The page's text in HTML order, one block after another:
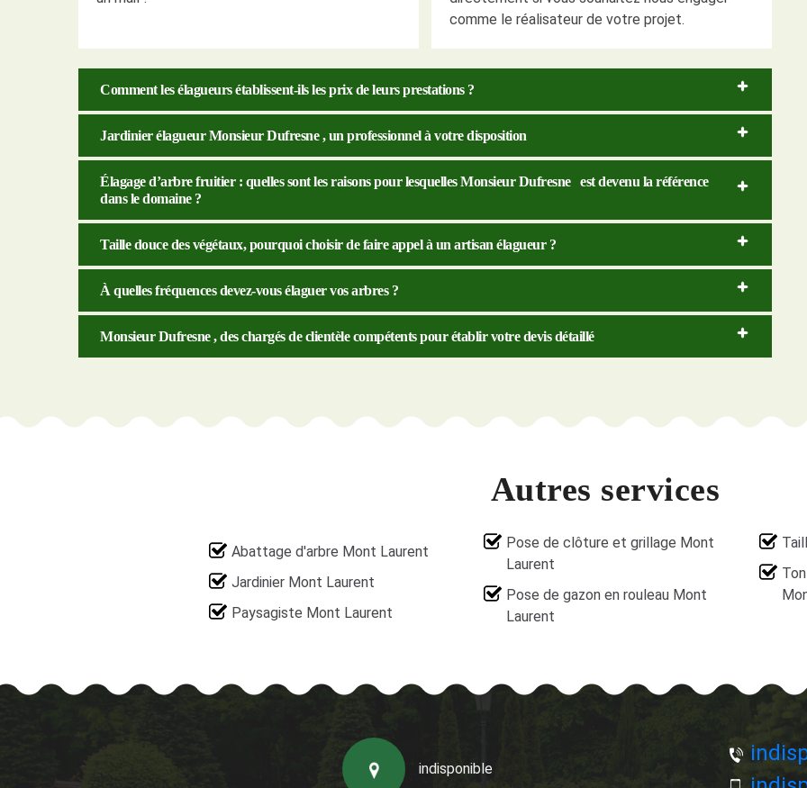
comme le réalisateur de votre projet.
Comment les élagueurs établissent-ils les prix de leurs prestations ?
Jardinier élagueur Monsieur Dufresne , un professionnel à votre disposition
Élagage d’arbre fruitier : quelles sont les raisons pour lesquelles Monsieur Dufresne est devenu la référence
dans le domaine ?
Taille douce des végétaux, pourquoi choisir de faire appel à un artisan élagueur ?
À quelles fréquences devez-vous élaguer vos arbres ?
Monsieur Dufresne , des chargés de clientèle compétents pour établir votre devis détaillé
Autres services
Abattage d'arbre Mont Laurent
Jardinier Mont Laurent
Paysagiste Mont Laurent
Pose de clôture et grillage Mont
Laurent
Pose de gazon en rouleau Mont
Laurent
indisponible